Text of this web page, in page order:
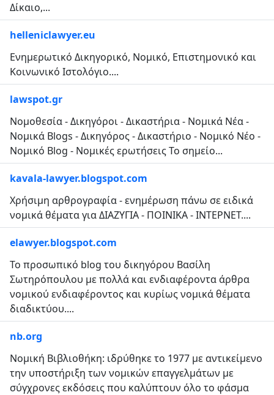
Δίκαιο,...
helleniclawyer.eu
Ενημερωτικό Δικηγορικό, Νομικό, Επιστημονικό και
Κοινωνικό Ιστολόγιο....
lawspot.gr
Νομοθεσία - Δικηγόροι - Δικαστήρια - Νομικά Νέα -
Νομικά Blogs - Δικηγόρος - Δικαστήριο - Νομικό Νέο -
Νομικό Blog - Νομικές ερωτήσεις Το σημείο...
kavala-lawyer.blogspot.com
Χρήσιμη αρθρογραφία - ενημέρωση πάνω σε ειδικά
νομικά θέματα για ΔIΑZYΓIΑ - ΠOINIKΑ - INTΕPNΕT....
elawyer.blogspot.com
Το προσωπικό blοg του δικηγόρου Βασίλη
Σωτηρόπουλου με πολλά και ενδιαφέροντα άρθρα
νομικού ενδιαφέροντος και κυρίως νομικά θέματα
διαδικτύου....
nb.org
Νομική Βιβλιοθήκη: ιδρύθηκε το 1977 με αντικείμενο
την υποστήριξη των νομικών επαγγελμάτων με
σύγχρονες εκδόσεις που καλύπτουν όλο το φάσμα